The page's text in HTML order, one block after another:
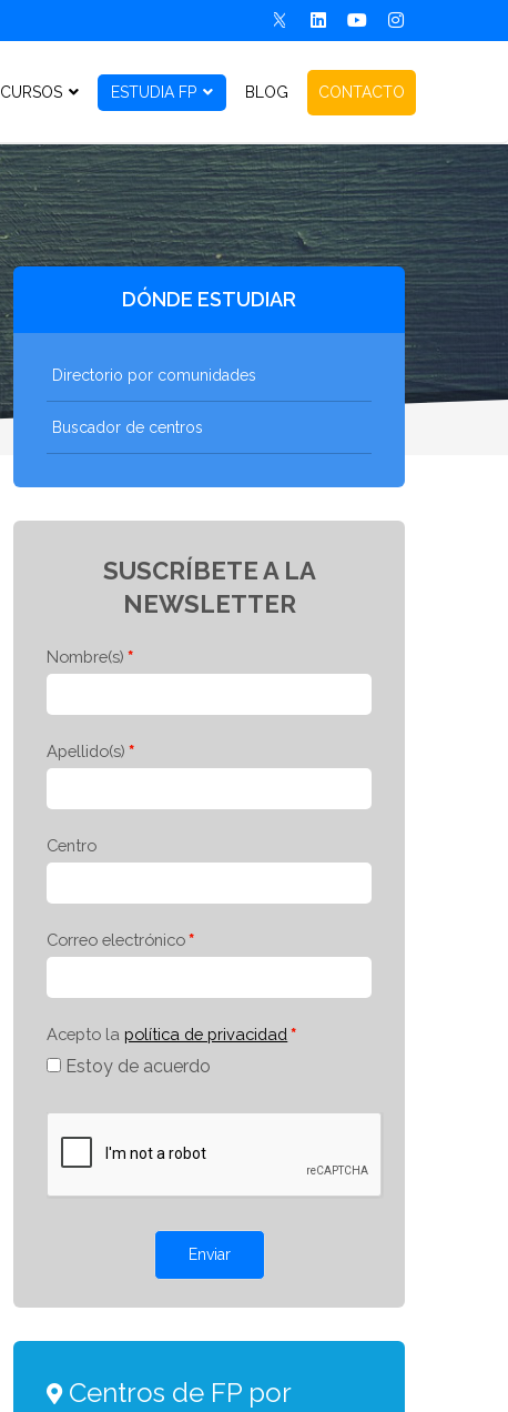
CURSOS ESTUDIA FP BLOG CONTACTO
DÓNDE ESTUDIAR
Directorio por comunidades
Buscador de centros
SUSCRÍBETE A LA
NEWSLETTER
Nombre(s)
Apellido(s)
Centro
Correo electrónico
Acepto la política de privacidad
Estoy de acuerdo
Enviar
Centros de FP por